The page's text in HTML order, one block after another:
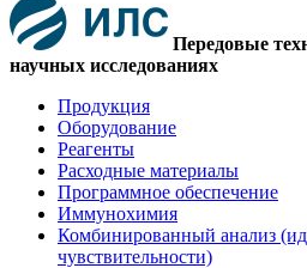
Передовые
научных исследованиях
Продукция
Оборудование
Реагенты
Расходные материалы
Программное обеспечение
Иммунохимия
Комбинированный анализ
чувствительности)